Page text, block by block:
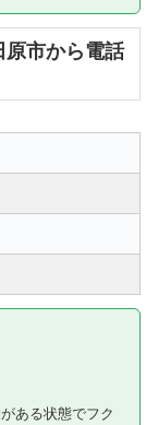
市から電話
ある状態でフク